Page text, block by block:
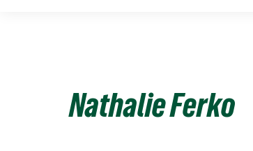
Nathalie Ferko